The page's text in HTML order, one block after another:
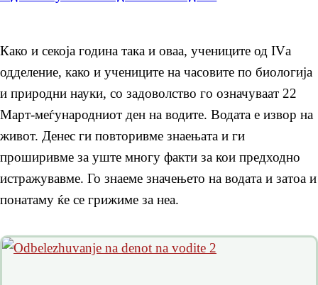
Како и секоја година така и оваа, учениците од IVа
одделение, како и учениците на часовите по биологија
и природни науки, со задоволство го означуваат 22
Март-меѓународниот ден на водите. Водата е извор на
живот. Денес ги повторивме знаењата и ги
проширивме за уште многу факти за кои предходно
истражувавме. Го знаеме значењето на водата и затоа и
понатаму ќе се грижиме за неа.